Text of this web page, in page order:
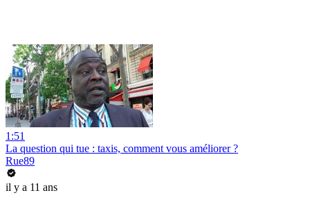
1:51
La question qui tue : taxis, comment vous améliorer ?
Rue89
il y a 11 ans